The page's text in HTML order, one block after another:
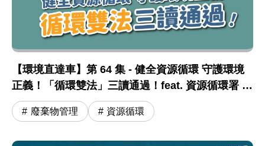
【環境直達車】第 64 集 - 健全資源循環 守護環境
正義！「循環雙法」三讀通過！feat. 資源循環署 蔣
震彥組長
廢棄物管理 資源循環